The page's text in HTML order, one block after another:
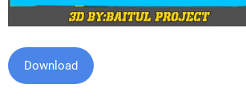
Download